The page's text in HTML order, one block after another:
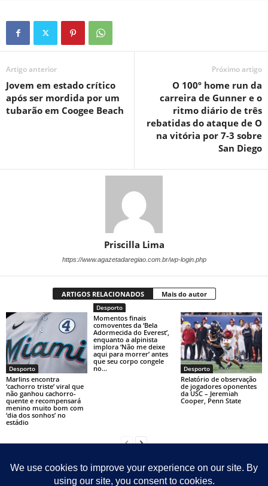
Artigo anterior
Jovem em estado crítico
após ser mordida por um
tubarão em Coogee Beach
Próximo artigo
O 100º home run da
carreira de Gunner e o
ritmo diário de três
rebatidas do ataque de O
na vitória por 7-3 sobre
San Diego
Priscilla Lima
https://www.agazetadaregiao.com.br/wp-login.php
ARTIGOS RELACIONADOS Mais do autor
Desporto
Marlins encontra
‘cachorro triste’ viral que
não ganhou cachorro-
quente e recompensará
menino muito bom com
‘dia dos sonhos’ no
estádio
Desporto
Momentos finais
comoventes da ‘Bela
Adormecida do Everest’,
enquanto a alpinista
implora ‘Não me deixe
aqui para morrer’ antes
que seu corpo congele
no...
Desporto
Relatório de observação
de jogadores oponentes
da USC – Jeremiah
Cooper, Penn State